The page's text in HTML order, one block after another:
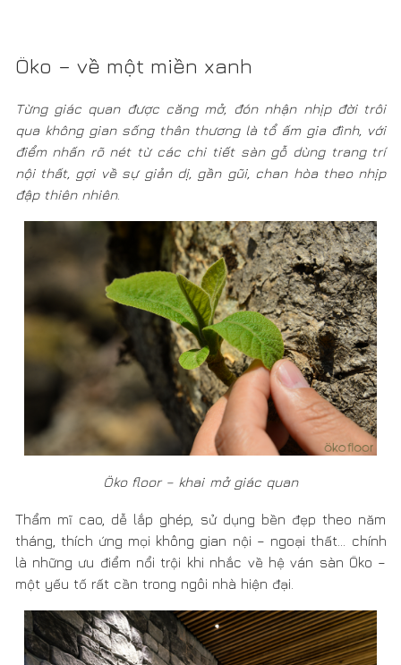
Từng giác quan được căng mở, đón nhận nhịp đời trôi
qua không gian sống thân thương là tổ ấm gia đình, với
điểm nhấn rõ nét từ các chi tiết sàn gỗ dùng trang trí
nội thất, gợi về sự giản dị, gần gũi, chan hòa theo nhịp
đập thiên nhiên.
Öko floor – khai mở giác quan
Thẩm mĩ cao, dễ lắp ghép, sử dụng bền đẹp theo năm
tháng, thích ứng mọi không gian nội – ngoại thất… chính
là những ưu điểm nổi trội khi nhắc về hệ ván sàn Öko –
một yếu tố rất cần trong ngôi nhà hiện đại.